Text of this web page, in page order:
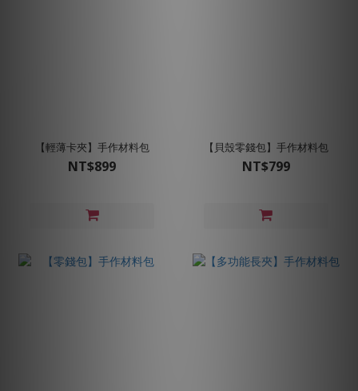
【輕薄卡夾】手作材料包
NT$899
【貝殼零錢包】手作材料包
NT$799